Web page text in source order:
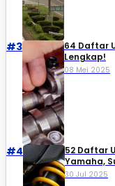
#3
64 Daftar
Lengkap!
08 Mei 2025
#4
52 Daftar
Yamaha,
30 Jul 2025